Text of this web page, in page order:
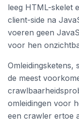
leeg HTML-skelet
client-side na
voeren geen
voor hen
de meest
omleidingen voor
een crawler ertoe